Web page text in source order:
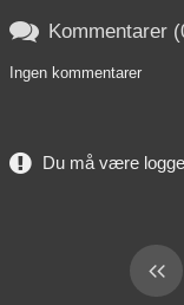
 Kommentarer
Ingen kommentarer
Du må være